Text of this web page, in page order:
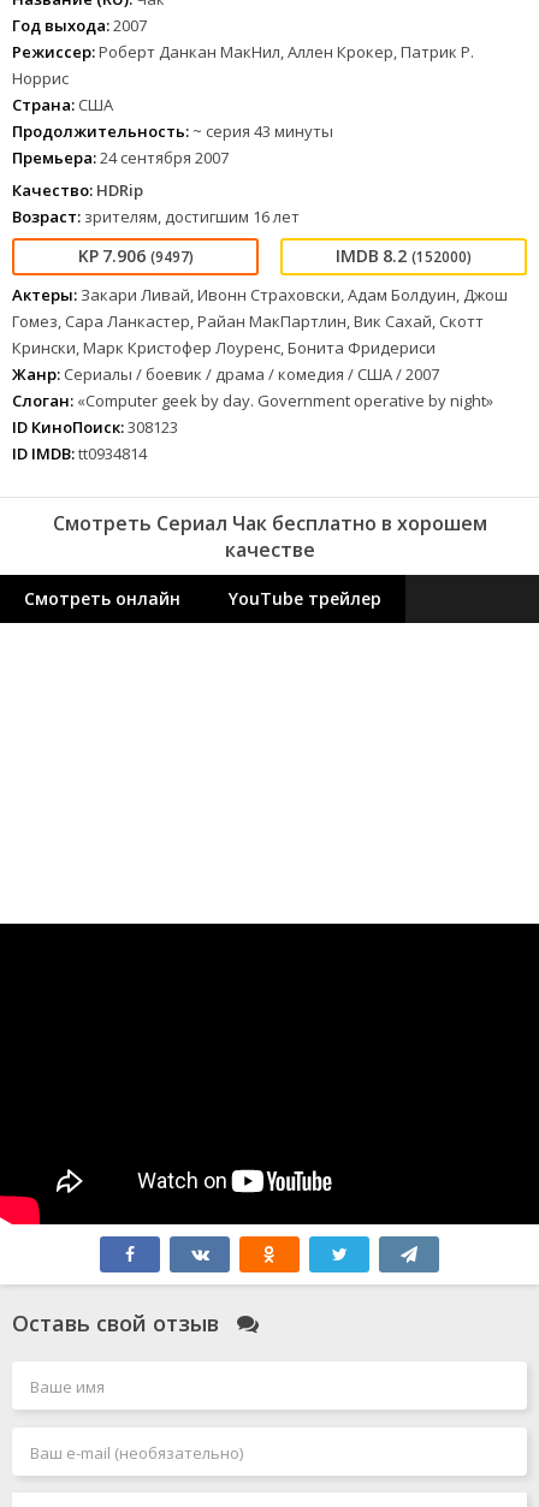
Год выхода:2007
Режиссер:Роберт Данкан МакНил, Аллен Крокер, Патрик Р.
Норрис
Страна: США
Продолжительность: ~ серия 43 минуты
Премьера:24 сентября 2007
Качество: HDRip
Возраст: зрителям, достигшим 16 лет
7.906 (9497) 8.2 (152000)
Актеры: Закари Ливай, Ивонн Страховски, Адам Болдуин, Джош
Гомез, Сара Ланкастер, Райан МакПартлин, Вик Сахай, Скотт
Крински, Марк Кристофер Лоуренс, Бонита Фридериси
Жанр: Сериалы / боевик / драма / комедия / США / 2007
Слоган: «Computer geek by day. Government operative by night»
ID КиноПоиск:308123
ID IMDB:tt0934814
Смотреть Сериал Чак бесплатно в хорошем
качестве
Смотреть онлайн YouTube трейлер
Оставь свой отзыв